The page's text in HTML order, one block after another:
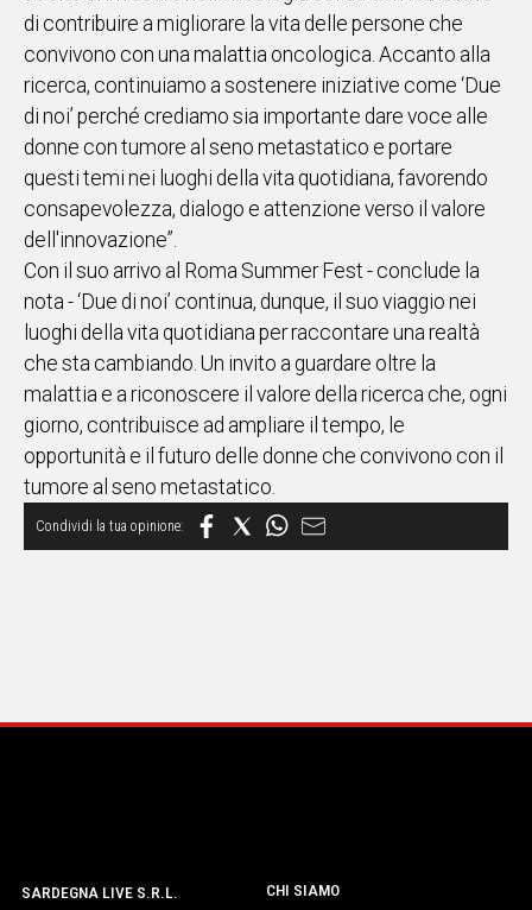
di contribuire a migliorare la vita delle persone che
convivono con una malattia oncologica. Accanto alla
ricerca, continuiamo a sostenere iniziative come ‘Due
di noi’ perché crediamo sia importante dare voce alle
donne con tumore al seno metastatico e portare
questi temi nei luoghi della vita quotidiana, favorendo
consapevolezza, dialogo e attenzione verso il valore
dell'innovazione”.
Con il suo arrivo al Roma Summer Fest - conclude la
nota - ‘Due di noi’ continua, dunque, il suo viaggio nei
luoghi della vita quotidiana per raccontare una realtà
che sta cambiando. Un invito a guardare oltre la
malattia e a riconoscere il valore della ricerca che, ogni
giorno, contribuisce ad ampliare il tempo, le
opportunità e il futuro delle donne che convivono con il
tumore al seno metastatico.
SARDEGNA LIVE S.R.L.
CHI SIAMO